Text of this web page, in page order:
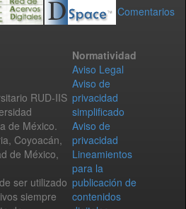
Comentarios
RUD-IIS
de México.
Coyoacán,
de México,
ser utilizado
siempre
Normatividad
Aviso Legal
Aviso de
privacidad
simplificado
Aviso de
privacidad
Lineamientos
para la
publicación de
contenidos